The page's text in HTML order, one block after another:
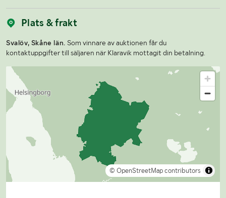
Plats & frakt
Svalöv, Skåne län. Som vinnare av auktionen får du
kontaktuppgifter till säljaren när Klaravik mottagit din betalning.
© OpenStreetMap contributors